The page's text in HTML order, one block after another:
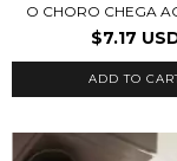
O CHORO CHEGA
$7.17